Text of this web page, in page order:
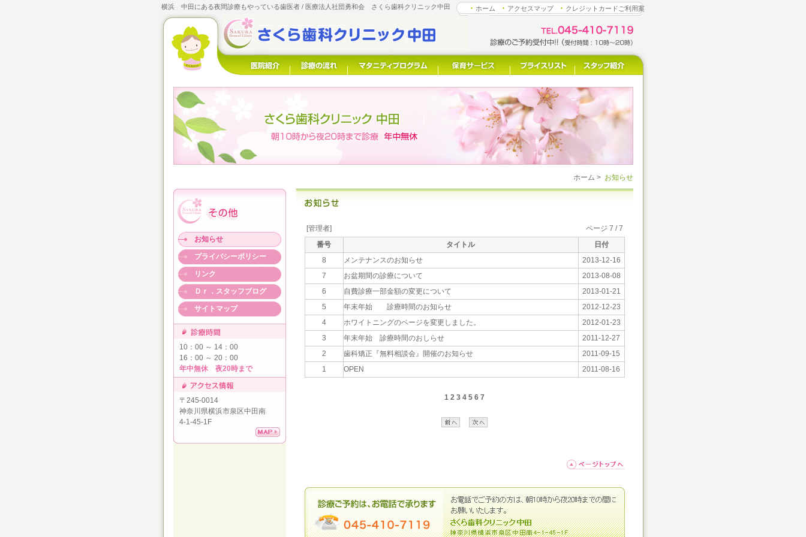
横浜 中田にある夜間診療もやっている歯医者 / 医療法人社団勇和会 さくら歯科クリニック中田 ホーム アクセスマップ
クレジットカードご利用案
ホーム > お知らせ
お知らせ
プライバシーポリシー
リンク
Ｄｒ．スタッフブログ
サイトマップ
10：00 ～ 14：00
16：00 ～ 20：00
年中無休 夜20時まで
〒245-0014
神奈川県横浜市泉区中田南
4-1-45-1F
[管理者]
ページ 7 / 7
番号
タイトル
日付
8
メンテナンスのお知らせ
2013-12-16
7
お盆期間の診療について
2013-08-08
6
自費診療一部金額の変更について
2013-01-21
5
年末年始 診療時間のお知らせ
2012-12-23
4
ホワイトニングのページを変更しました。
2012-01-23
3
年末年始 診療時間のおしらせ
2011-12-27
2
歯科矯正『無料相談会』開催のお知らせ
2011-09-15
1
OPEN 2011-08-16
1 2 3 4 5 6 7